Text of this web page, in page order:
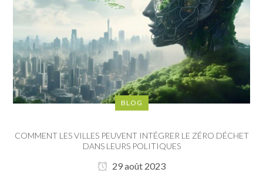
BLOG
COMMENT LES VILLES PEUVENT INTÉGRER LE ZÉRO DÉCHET
DANS LEURS POLITIQUES
29 août 2023